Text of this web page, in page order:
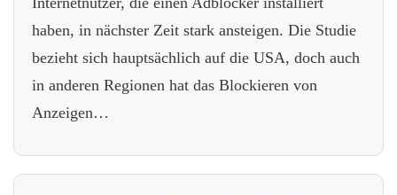
haben, in nächster Zeit stark ansteigen. Die Studie
bezieht sich hauptsächlich auf die USA, doch auch
in anderen Regionen hat das Blockieren von
Anzeigen…